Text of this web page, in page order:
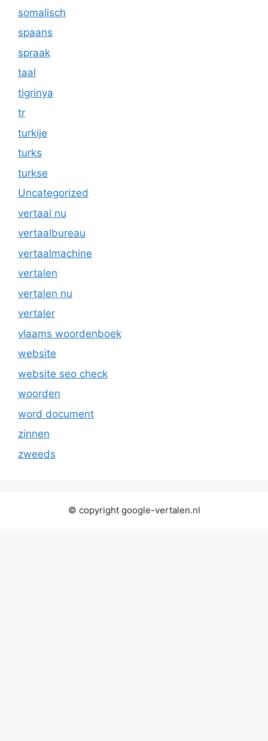
somalisch
spaans
spraak
taal
tigrinya
tr
turkije
turks
turkse
Uncategorized
vertaal nu
vertaalbureau
vertaalmachine
vertalen
vertalen nu
vertaler
vlaams woordenboek
website
website seo check
woorden
word document
zinnen
zweeds
© copyright google-vertalen.nl